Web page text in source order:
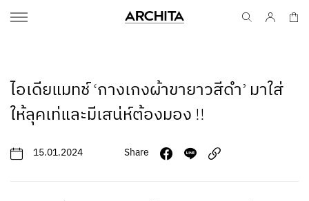
ไอเดียแมทช์ ‘กางเกงผ้าขายาวสีดำ’ มาใส่
ให้ลุคเท่และมีเสน่ห์ต้องมอง !!
15.01.2024 Share